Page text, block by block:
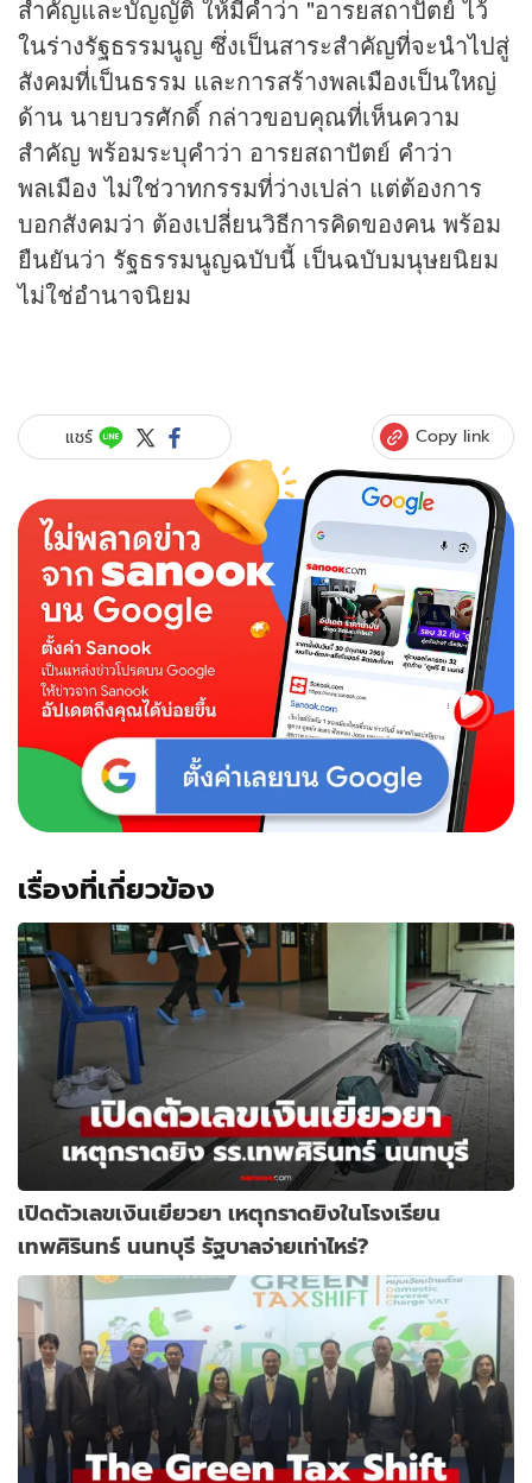
สำคัญและบัญญัติ ให้มีคำว่า "อารยสถาปัตย์ ไว้
ในร่างรัฐธรรมนูญ ซึ่งเป็นสาระสำคัญที่จะนำไปสู่
สังคมที่เป็นธรรม และการสร้างพลเมืองเป็นใหญ่
ด้าน นายบวรศักดิ์ กล่าวขอบคุณที่เห็นความ
สำคัญ พร้อมระบุคำว่า อารยสถาปัตย์ คำว่า
พลเมือง ไม่ใช่วาทกรรมที่ว่างเปล่า แต่ต้องการ
บอกสังคมว่า ต้องเปลี่ยนวิธีการคิดของคน พร้อม
ยืนยันว่า รัฐธรรมนูญฉบับนี้ เป็นฉบับมนุษยนิยม
ไม่ใช่อำนาจนิยม
แชร์ Copy link
เรื่องที่เกี่ยวข้อง
เปิดตัวเลขเงินเยียวยา เหตุกราดยิงในโรงเรียน
เทพศิรินทร์ นนทบุรี รัฐบาลจ่ายเท่าไหร่?